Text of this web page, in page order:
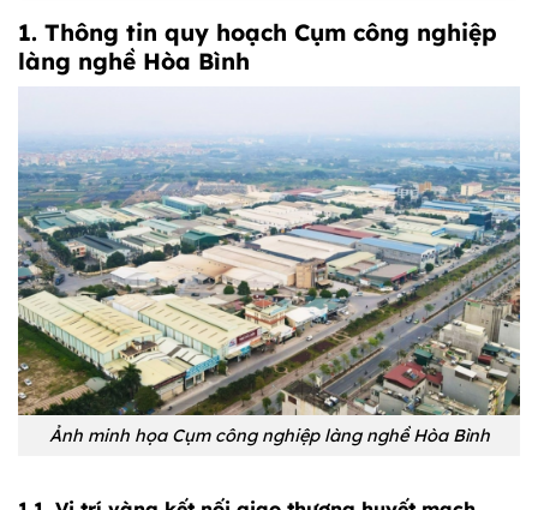
1. Thông tin quy hoạch Cụm công nghiệp
làng nghề Hòa Bình
Ảnh minh họa Cụm công nghiệp làng nghề Hòa Bình